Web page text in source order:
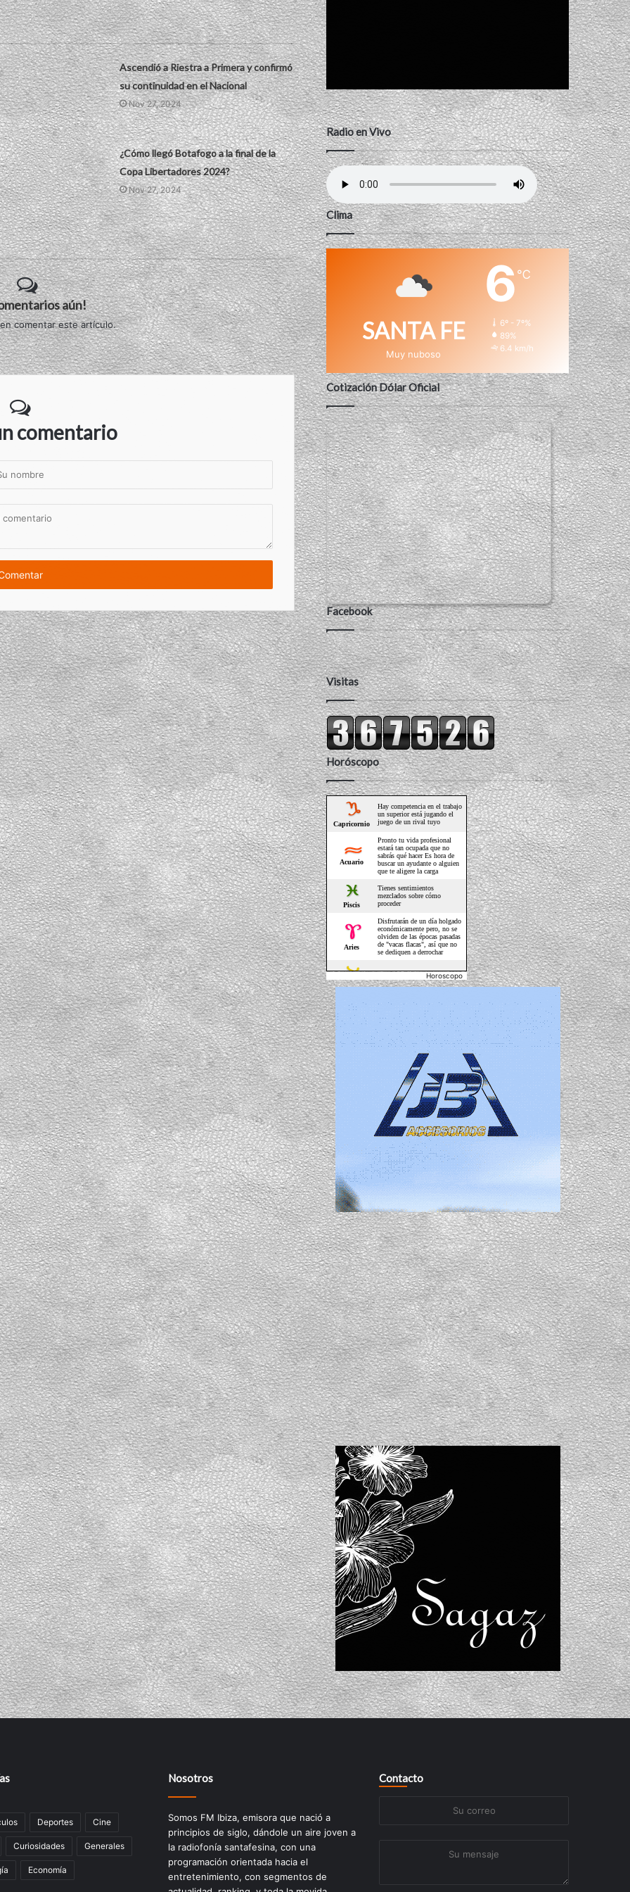
Ascendió a Riestra a Primera y confirmó
su continuidad en el Nacional
Nov 27, 2024
¿Cómo llegó Botafogo a la final de la
Copa Libertadores 2024?
Nov 27, 2024
aún!
comentar este artículo.
comentario
Radio en Vivo
Clima
SANTA FE
Muy nuboso
6℃
6º - 7º%
89%
6.4 km/h
Cotización Dólar Oficial
Facebook
Visitas
Horóscopo
Horoscopo
Deportes Cine
Curiosidades Generales
Economía
Nosotros
Somos FM Ibiza, emisora que nació a
principios de siglo, dándole un aire joven a
la radiofonía santafesina, con una
programación orientada hacia el
entretenimiento, con segmentos de
Contacto